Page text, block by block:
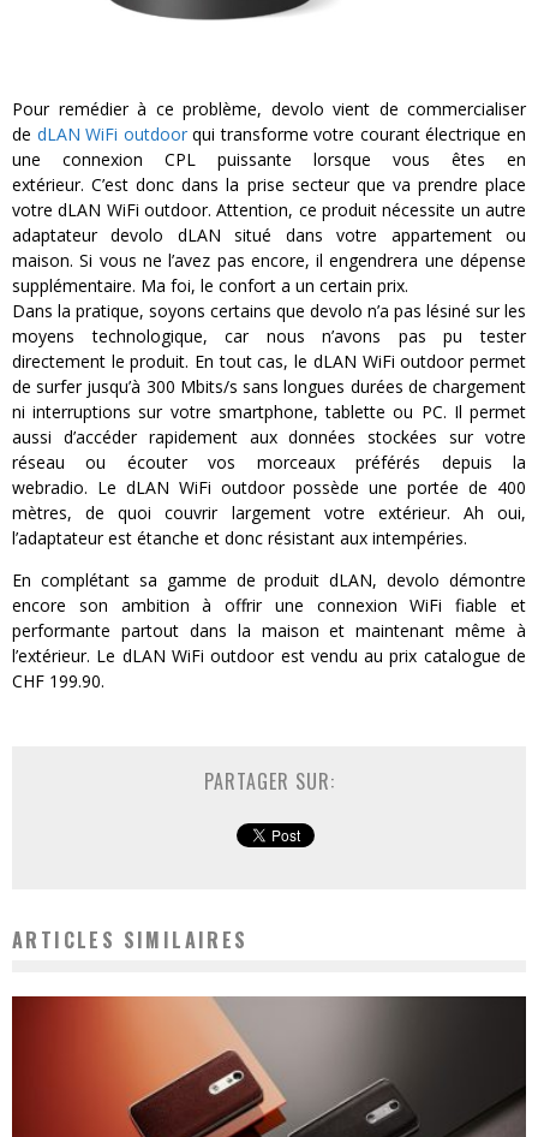
Pour remédier à ce problème, devolo vient de commercialiser
de dLAN WiFi outdoorqui transforme votre courant électrique en
une connexion CPL puissante lorsque vous êtes en
extérieur. C’est donc dans la prise secteur que va prendre place
votre dLAN WiFi outdoor. Attention, ce produit nécessite un autre
adaptateur devolo dLAN situé dans votre appartement ou
maison. Si vous ne l’avez pas encore, il engendrera une dépense
supplémentaire. Ma foi, le confort a un certain prix.
Dans la pratique, soyons certains que devolo n’a pas lésiné sur les
moyens technologique, car nous n’avons pas pu tester
directement le produit. En tout cas, le dLAN WiFi outdoor permet
de surfer jusqu’à 300 Mbits/s sans longues durées de chargement
ni interruptions sur votre smartphone, tablette ou PC. Il permet
aussi d’accéder rapidement aux données stockées sur votre
réseau ou écouter vos morceaux préférés depuis la
webradio. Le dLAN WiFi outdoor possède une portée de 400
mètres, de quoi couvrir largement votre extérieur. Ah oui,
l’adaptateur est étanche et donc résistant aux intempéries.
En complétant sa gamme de produit dLAN, devolo démontre
encore son ambition à offrir une connexion WiFi fiable et
performante partout dans la maison et maintenant même à
l’extérieur. Le dLAN WiFi outdoor est vendu au prix catalogue de
CHF 199.90.
PARTAGER SUR:
ARTICLES SIMILAIRES